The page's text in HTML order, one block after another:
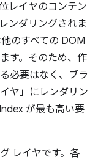
レイヤのコンテン
ンダリングされま
のすべての DOM
す。そのため、作
必要はなく、ブラ
ヤ」にレンダリン
が最も高い要
レイヤです。各